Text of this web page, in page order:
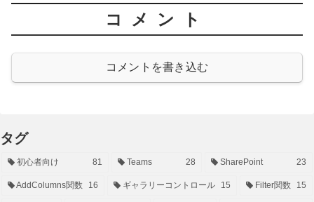
コメント
コメントを書き込む
タグ
初心者向け 81 Teams 28 SharePoint 23
AddColumns関数 16 ギャラリーコントロール 15 Filter関数 15